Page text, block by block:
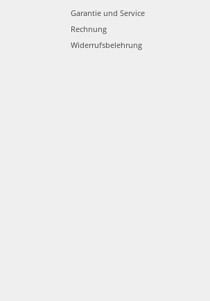
Garantie und Service
Rechnung
Widerrufsbelehrung